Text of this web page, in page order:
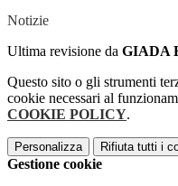
Notizie
Ultima revisione da GIADA
Questo sito o gli strumenti
cookie necessari al
COOKIE POLICY.
Personalizza Rifiuta tutti i
Gestione cookie